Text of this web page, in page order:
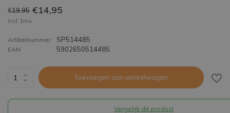
€19,95 €14,95
Incl. btw
Artikelnummer SP514485
EAN 5902650514485
Toevoegen aan winkelwagen
Vergelijk dit product